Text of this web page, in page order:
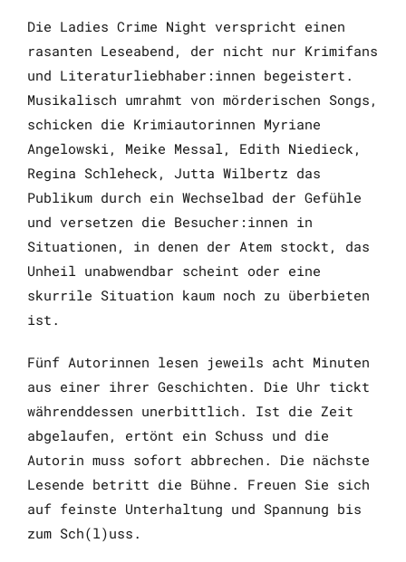
Die Ladies Crime Night verspricht einen
rasanten Leseabend, der nicht nur Krimifans
und Literaturliebhaber:innen begeistert.
Musikalisch umrahmt von mörderischen Songs,
schicken die Krimiautorinnen Myriane
Angelowski, Meike Messal, Edith Niedieck,
Regina Schleheck, Jutta Wilbertz das
Publikum durch ein Wechselbad der Gefühle
und versetzen die Besucher:innen in
Situationen, in denen der Atem stockt, das
Unheil unabwendbar scheint oder eine
skurrile Situation kaum noch zu überbieten
ist.
Fünf Autorinnen lesen jeweils acht Minuten
aus einer ihrer Geschichten. Die Uhr tickt
währenddessen unerbittlich. Ist die Zeit
abgelaufen, ertönt ein Schuss und die
Autorin muss sofort abbrechen. Die nächste
Lesende betritt die Bühne. Freuen Sie sich
auf feinste Unterhaltung und Spannung bis
zum Sch(l)uss.